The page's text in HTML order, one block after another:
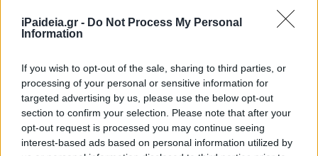
iPaideia.gr - Do Not Process My Personal
Information
If you wish to opt-out of the sale, sharing to third parties, or
processing of your personal or sensitive information for
targeted advertising by us, please use the below opt-out
section to confirm your selection. Please note that after your
opt-out request is processed you may continue seeing
interest-based ads based on personal information utilized by
βγαίνουν οι βαθμοί, τι θα γίνει με τις βάσεις